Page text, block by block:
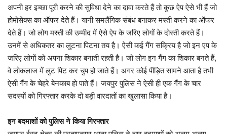
अपनी हर इच्छा पूरी करने की सुविधा देने का दावा करते हैं तो कुछ ऐप ऐसे भी हैं जो
होमोसेक्स का ऑफर देते हैं। यानी समलैंगिक संबंध बनाकर मस्ती करने का ऑफर
देते हैं। जो लोग मस्ती की उम्मीद में ऐसे ऐप के जरिए लोगों के दोस्ती करते हैं।
उनमें से अधिकतर का लुटना पिटना तय है। ऐसी कई गैंग सक्रिय है जो इन एप के
जरिए लोगों को अपना शिकार बनाती रहती है। जो लोग इन गैंग का शिकार बनते हैं,
वे लोकलाज में लुट पिट कर चुप हो जाते हैं। अगर कोई पीड़ित सामने आता है तभी
ऐसी गैंग के चेहरे बेनकाब हो पाते हैं। जयपुर पुलिस ने ऐसी ही एक गैंग के चार
सदस्यों को गिरफ्तार करके दो बड़ी वारदातों का खुलासा किया है।
इन बदमाशों को पुलिस ने किया गिरफ्तार